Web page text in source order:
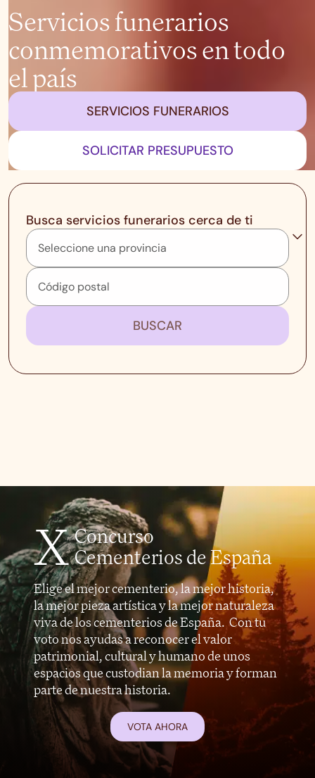
Servicios funerarios
conmemorativos en todo
el país
SOLICITAR PRESUPUESTO
SERVICIOS FUNERARIOS
Busca servicios funerarios cerca de ti
BUSCAR
X Concurso
Cementerios de España
Elige el mejor cementerio, la mejor historia,
la mejor pieza artística y la mejor naturaleza
viva de los cementerios de España. Con tu
voto nos ayudas a reconocer el valor
patrimonial, cultural y humano de unos
espacios que custodian la memoria y forman
parte de nuestra historia.
VOTA AHORA